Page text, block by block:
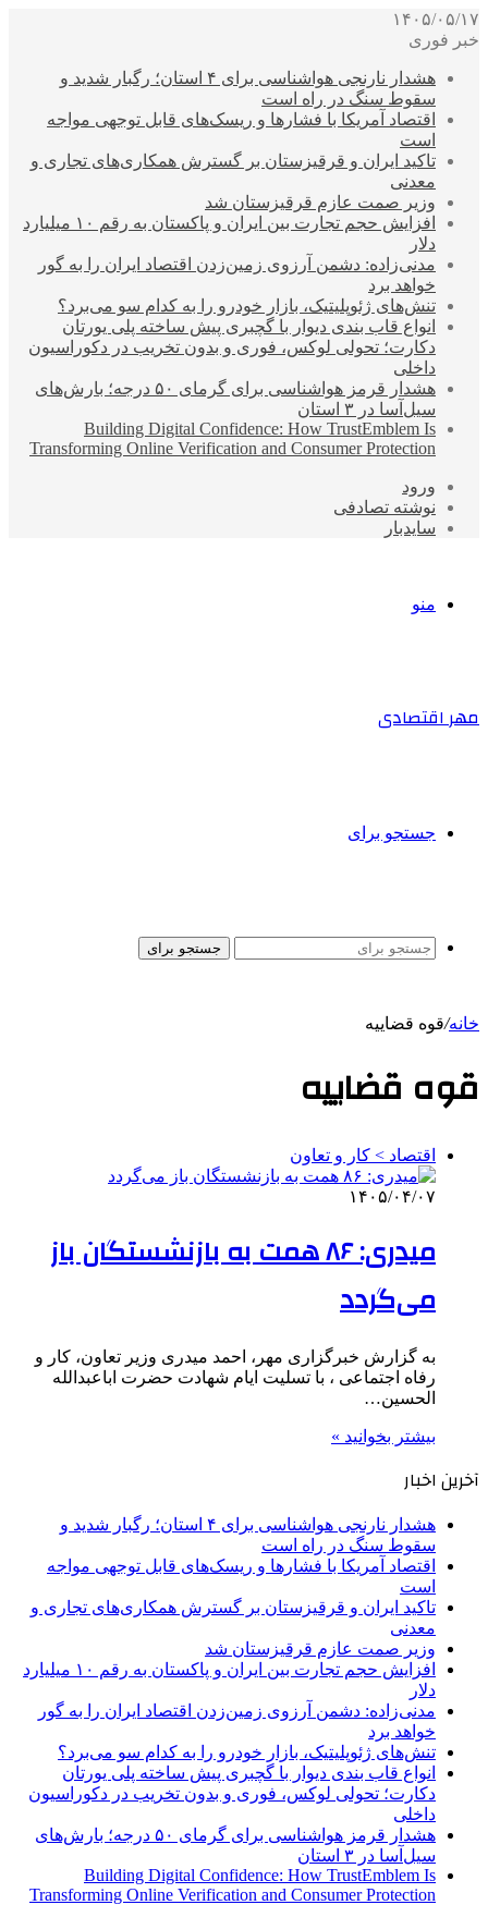
۱۴۰۵/۰۵/۱۷
خبر فوری
هشدار نارنجی هواشناسی برای ۴ استان؛ رگبار شدید و
سقوط سنگ در راه است
اقتصاد آمریکا با فشارها و ریسک‌های قابل توجهی مواجه
است
تاکید ایران و قرقیزستان بر گسترش همکاری‌های تجاری و
معدنی
وزیر صمت عازم قرقیزستان شد
افزایش حجم تجارت بین ایران و پاکستان به رقم ۱۰ میلیارد
دلار
مدنی‌زاده: دشمن آرزوی زمین‌زدن اقتصاد ایران را به گور
خواهد برد
تنش‌های ژئوپلیتیک، بازار خودرو را به کدام سو می‌برد؟
انواع قاب بندی دیوار با گچبری پیش ساخته پلی یورتان
دکارت؛ تحولی لوکس، فوری و بدون تخریب در دکوراسیون
داخلی
هشدار قرمز هواشناسی برای گرمای ۵۰ درجه؛ بارش‌های
سیل‌آسا در ۳ استان
Building Digital Confidence: How TrustEmblem Is
Transforming Online Verification and Consumer Protection
ورود
نوشته تصادفی
سایدبار
منو
مهر اقتصادی
جستجو برای
جستجو برای
خانه/قوه قضاییه
قوه قضاییه
اقتصاد > کار و تعاون
۱۴۰۵/۰۴/۰۷
میدری: ۸۶ همت به بازنشستگان باز
می‌گردد
به گزارش خبرگزاری مهر، احمد میدری وزیر تعاون، کار و
رفاه اجتماعی ، با تسلیت ایام شهادت حضرت اباعبدالله
الحسین…
بیشتر بخوانید »
آخرین اخبار
هشدار نارنجی هواشناسی برای ۴ استان؛ رگبار شدید و
سقوط سنگ در راه است
اقتصاد آمریکا با فشارها و ریسک‌های قابل توجهی مواجه
است
تاکید ایران و قرقیزستان بر گسترش همکاری‌های تجاری و
معدنی
وزیر صمت عازم قرقیزستان شد
افزایش حجم تجارت بین ایران و پاکستان به رقم ۱۰ میلیارد
دلار
مدنی‌زاده: دشمن آرزوی زمین‌زدن اقتصاد ایران را به گور
خواهد برد
تنش‌های ژئوپلیتیک، بازار خودرو را به کدام سو می‌برد؟
انواع قاب بندی دیوار با گچبری پیش ساخته پلی یورتان
دکارت؛ تحولی لوکس، فوری و بدون تخریب در دکوراسیون
داخلی
هشدار قرمز هواشناسی برای گرمای ۵۰ درجه؛ بارش‌های
سیل‌آسا در ۳ استان
Building Digital Confidence: How TrustEmblem Is
Transforming Online Verification and Consumer Protection